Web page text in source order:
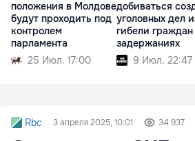
положения в Молдове
будут проходить под
контролем
парламента
25 Июл. 17:00
добиваться
уголовных дел
гибели
задержаниях
9 Июл. 22:47
Rbc 3 апреля 2025, 10:01 34 937